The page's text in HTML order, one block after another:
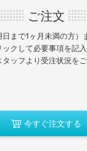
ご注文
まで1ヶ月未満の方）
クして必要事項を記
ッフより受注状況をご
今すぐ注文する